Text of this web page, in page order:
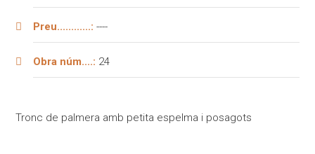
Preu............: ----
Obra núm....: 24
Tronc de palmera amb petita espelma i posagots